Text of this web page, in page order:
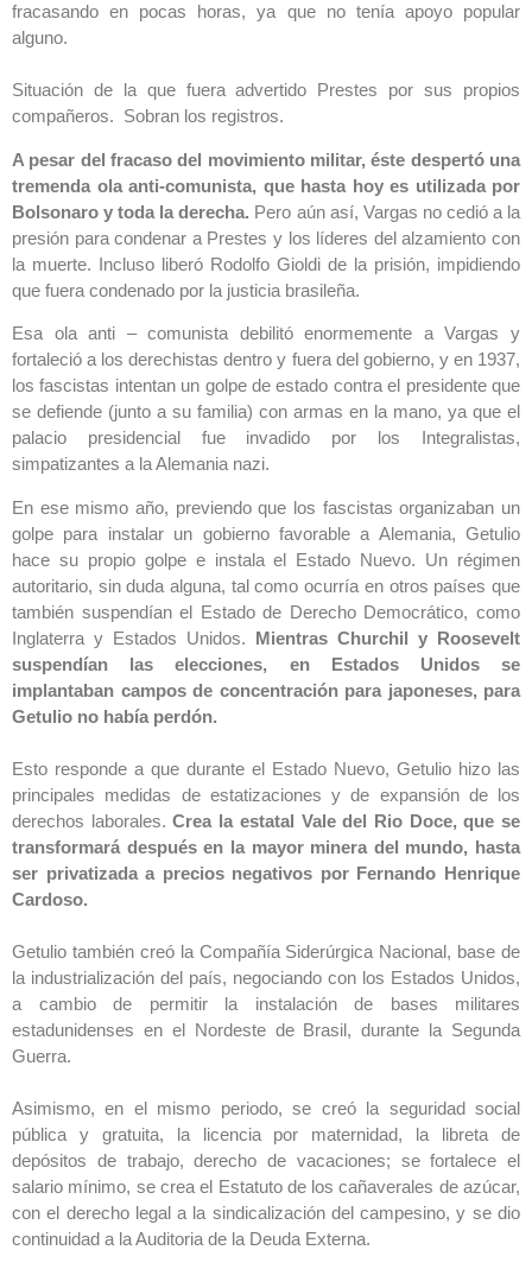
fracasando en pocas horas, ya que no tenía apoyo popular
alguno.
Situación de la que fuera advertido Prestes por sus propios
compañeros. Sobran los registros.
A pesar del fracaso del movimiento militar, éste despertó una
tremenda ola anti-comunista, que hasta hoy es utilizada por
Bolsonaro y toda la derecha. Pero aún así, Vargas no cedió a la
presión para condenar a Prestes y los líderes del alzamiento con
la muerte. Incluso liberó Rodolfo Gioldi de la prisión, impidiendo
que fuera condenado por la justicia brasileña.
Esa ola anti – comunista debilitó enormemente a Vargas y
fortaleció a los derechistas dentro y fuera del gobierno, y en 1937,
los fascistas intentan un golpe de estado contra el presidente que
se defiende (junto a su familia) con armas en la mano, ya que el
palacio presidencial fue invadido por los Integralistas,
simpatizantes a la Alemania nazi.
En ese mismo año, previendo que los fascistas organizaban un
golpe para instalar un gobierno favorable a Alemania, Getulio
hace su propio golpe e instala el Estado Nuevo. Un régimen
autoritario, sin duda alguna, tal como ocurría en otros países que
también suspendían el Estado de Derecho Democrático, como
Inglaterra y Estados Unidos. Mientras Churchil y Roosevelt
suspendían las elecciones, en Estados Unidos se
implantaban campos de concentración para japoneses, para
Getulio no había perdón.
Esto responde a que durante el Estado Nuevo, Getulio hizo las
principales medidas de estatizaciones y de expansión de los
derechos laborales.Crea la estatal Vale del Rio Doce, que se
transformará después en la mayor minera del mundo, hasta
ser privatizada a precios negativos por Fernando Henrique
Cardoso.
Getulio también creó la Compañía Siderúrgica Nacional, base de
la industrialización del país, negociando con los Estados Unidos,
a cambio de permitir la instalación de bases militares
estadunidenses en el Nordeste de Brasil, durante la Segunda
Guerra.
Asimismo, en el mismo periodo, se creó la seguridad social
pública y gratuita, la licencia por maternidad, la libreta de
depósitos de trabajo, derecho de vacaciones; se fortalece el
salario mínimo, se crea el Estatuto de los cañaverales de azúcar,
con el derecho legal a la sindicalización del campesino, y se dio
continuidad a la Auditoria de la Deuda Externa.